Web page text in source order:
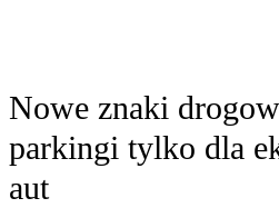
Nowe znaki
parkingi tylko dla
aut